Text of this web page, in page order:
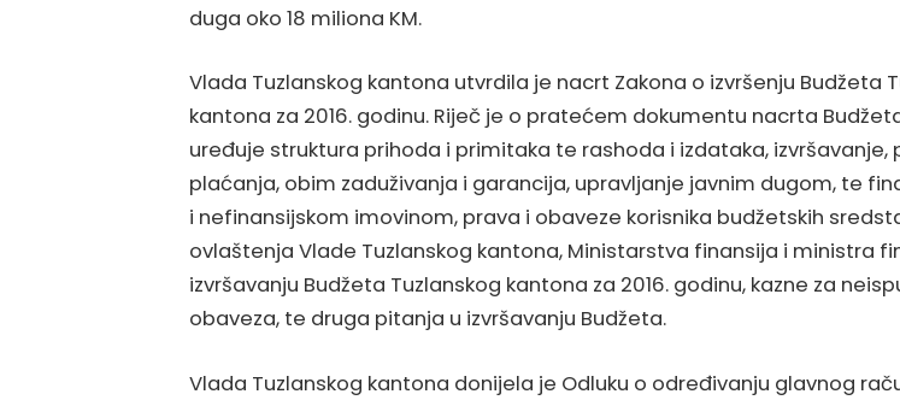
duga oko 18 miliona KM.
Vlada Tuzlanskog kantona utvrdila je nacrt Zakona o izvršenju Budžeta
kantona za 2016. godinu. Riječ je o pratećem dokumentu nacrta
uređuje struktura prihoda i primitaka te rashoda i izdataka, izvršavanje,
plaćanja, obim zaduživanja i garancija, upravljanje javnim dugom, te
i nefinansijskom imovinom, prava i obaveze korisnika budžetskih
ovlaštenja Vlade Tuzlanskog kantona, Ministarstva finansija i ministra
izvršavanju Budžeta Tuzlanskog kantona za 2016. godinu, kazne za
obaveza, te druga pitanja u izvršavanju Budžeta.
Vlada Tuzlanskog kantona donijela je Odluku o određivanju glavnog